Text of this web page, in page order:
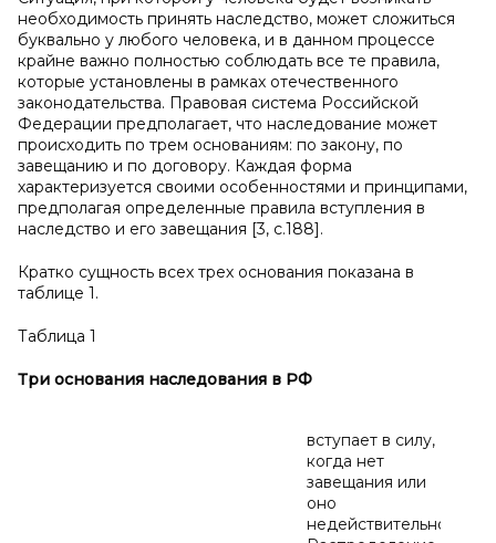
необходимость принять наследство, может сложиться
буквально у любого человека, и в данном процессе
крайне важно полностью соблюдать все те правила,
которые установлены в рамках отечественного
законодательства. Правовая система Российской
Федерации предполагает, что наследование может
происходить по трем основаниям: по закону, по
завещанию и по договору. Каждая форма
характеризуется своими особенностями и принципами,
предполагая определенные правила вступления в
наследство и его завещания [3, с.188].
Кратко сущность всех трех основания показана в
таблице 1.
Таблица 1
Три основания наследования в РФ
вступает в силу,
когда нет
завещания или
оно
недействительно.